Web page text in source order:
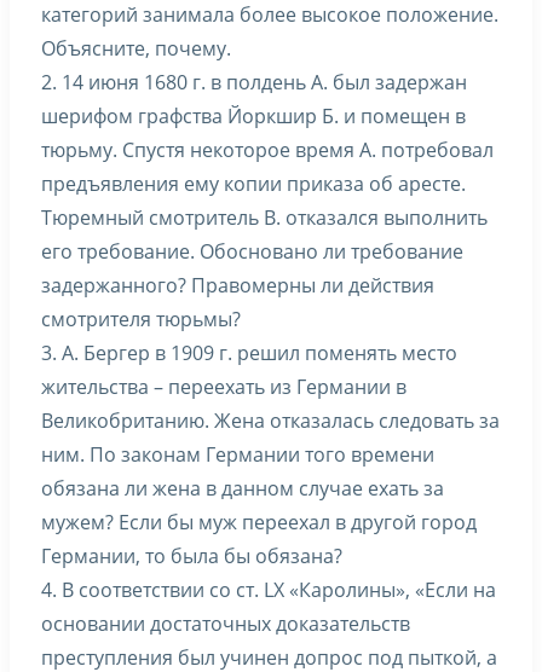
категорий занимала более высокое положение.
Объясните, почему.
2. 14 июня 1680 г. в полдень А. был задержан
шерифом графства Йоркшир Б. и помещен в
тюрьму. Спустя некоторое время А. потребовал
предъявления ему копии приказа об аресте.
Тюремный смотритель В. отказался выполнить
его требование. Обосновано ли требование
задержанного? Правомерны ли действия
смотрителя тюрьмы?
3. А. Бергер в 1909 г. решил поменять место
жительства – переехать из Германии в
Великобританию. Жена отказалась следовать за
ним. По законам Германии того времени
обязана ли жена в данном случае ехать за
мужем? Если бы муж переехал в другой город
Германии, то была бы обязана?
4. В соответствии со ст. LX «Каролины», «Если на
основании достаточных доказательств
преступления был учинен допрос под пыткой, а